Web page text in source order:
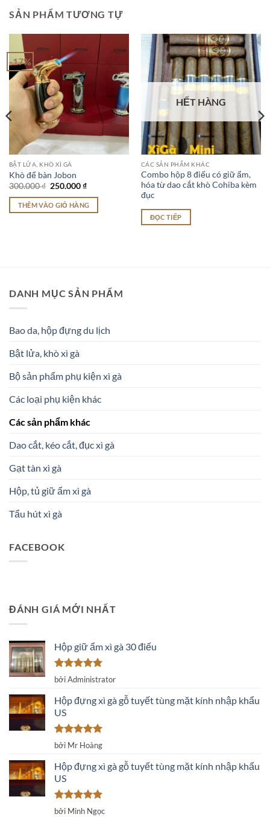
SẢN PHẨM TƯƠNG TỰ
-17%
BẬT LỬA, KHÒ XÌ GÀ
Khò để bàn Jobon
300.000₫ Giá
là:
300.000 ₫.
250.000₫Giá
tại
là:
THÊM VÀO GIỎ HÀNG
HẾT HÀNG
CÁC SẢN PHẨM KHÁC
Combo hộp 8 điếu có giữ ẩm,
hóa từ dao cắt khò Cohiba kèm
đục
ĐỌC TIẾP
DANH MỤC SẢN PHẨM
Bao da, hộp đựng du lịch
Bật lửa, khò xì gà
Bộ sản phẩm phụ kiện xì gà
Các loại phụ kiện khác
Các sản phẩm khác
Dao cắt, kéo cắt, đục xì gà
Gạt tàn xì gà
Hộp, tủ giữ ẩm xì gà
Tẩu hút xì gà
FACEBOOK
ĐÁNH GIÁ MỚI NHẤT
Hộp giữ ẩm xì gà 30 điếu
Được xếp
sao
bởi Administrator
Hộp đựng xì gà gỗ tuyết tùng mặt kính nhập khẩu
US
Được xếp
sao
bởi Mr Hoàng
Hộp đựng xì gà gỗ tuyết tùng mặt kính nhập khẩu
US
Được xếp
bởi Minh Ngọc